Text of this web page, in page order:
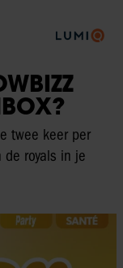
twee keer per
de royals in je